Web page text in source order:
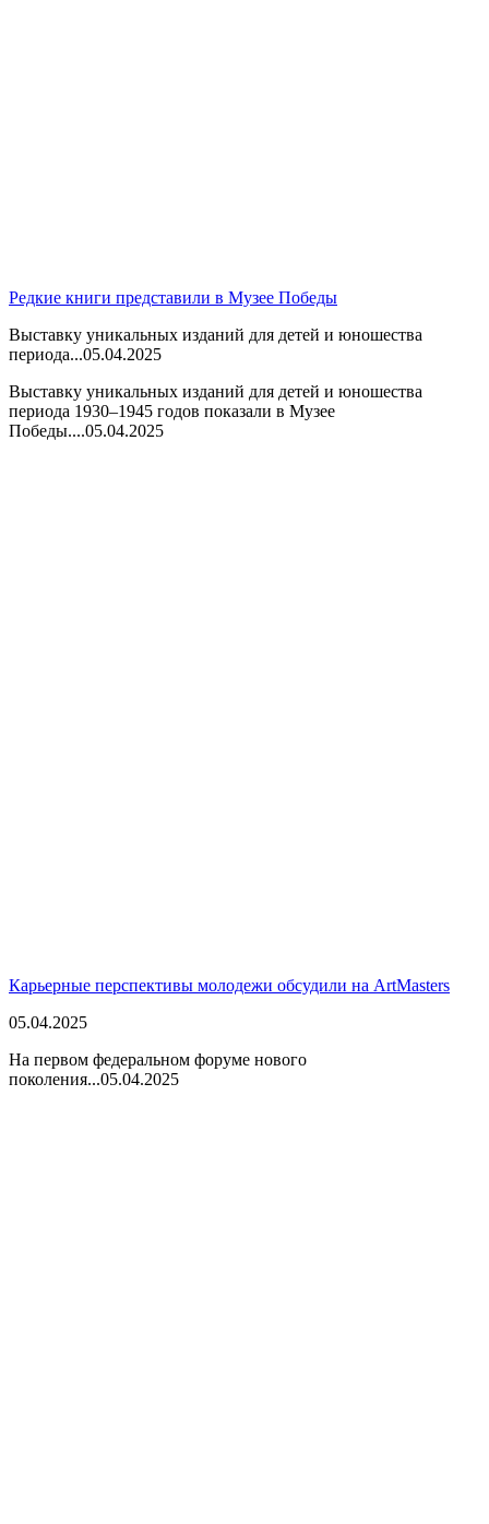
Редкие книги представили в Музее Победы
Выставку уникальных изданий для детей и юношества
периода...05.04.2025
Выставку уникальных изданий для детей и юношества
периода 1930–1945 годов показали в Музее
Победы....05.04.2025
Карьерные перспективы молодежи обсудили на ArtMasters
05.04.2025
На первом федеральном форуме нового
поколения...05.04.2025